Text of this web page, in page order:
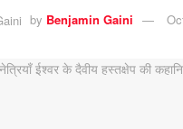
by Benjamin Gaini